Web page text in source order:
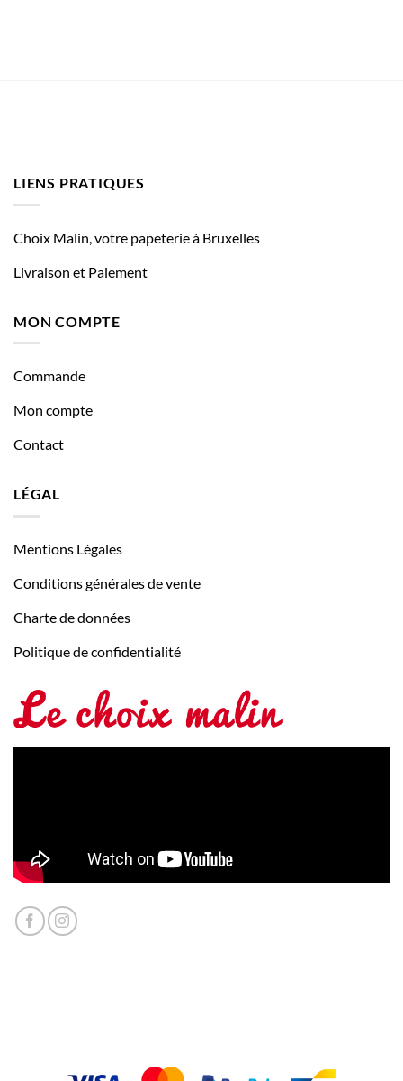
LIENS PRATIQUES
Choix Malin, votre papeterie à Bruxelles
Livraison et Paiement
MON COMPTE
Commande
Mon compte
Contact
LÉGAL
Mentions Légales
Conditions générales de vente
Charte de données
Politique de confidentialité